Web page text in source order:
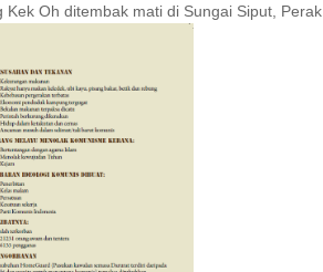
Oh ditembak mati di Sungai Siput, Perak.